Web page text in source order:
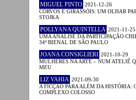
MIGUEL PINTO 2021-12-26
CORVOS E GIRASSÓIS: UM OLHAR
STOJKA
POLLYANA QUINTELLA 2021-11-25
UMA ANÁLISE DA PARTICIPAÇÃO
34ª BIENAL DE SÃO PAULO
JOANA CONSIGLIERI 2021-10-29
MULHERES NA ARTE – NUM ATELIÊ
MEU
LIZ VAHIA 2021-09-30
A FICÇÃO PARA ALÉM DA HISTÓRIA:
COMPLEXO COLOSSO